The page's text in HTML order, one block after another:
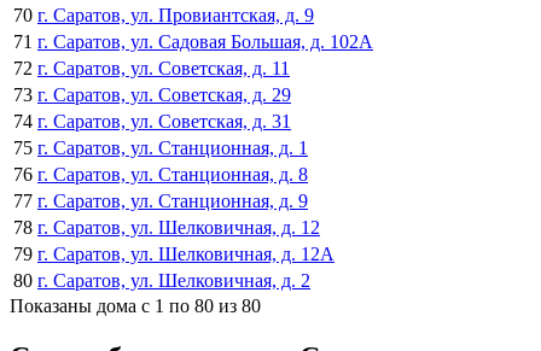
70 г. Саратов, ул. Провиантская, д. 9
71 г. Саратов, ул. Садовая Большая, д. 102А
72 г. Саратов, ул. Советская, д. 11
73 г. Саратов, ул. Советская, д. 29
74 г. Саратов, ул. Советская, д. 31
75 г. Саратов, ул. Станционная, д. 1
76 г. Саратов, ул. Станционная, д. 8
77 г. Саратов, ул. Станционная, д. 9
78 г. Саратов, ул. Шелковичная, д. 12
79 г. Саратов, ул. Шелковичная, д. 12А
80 г. Саратов, ул. Шелковичная, д. 2
Показаны дома с 1 по 80 из 80